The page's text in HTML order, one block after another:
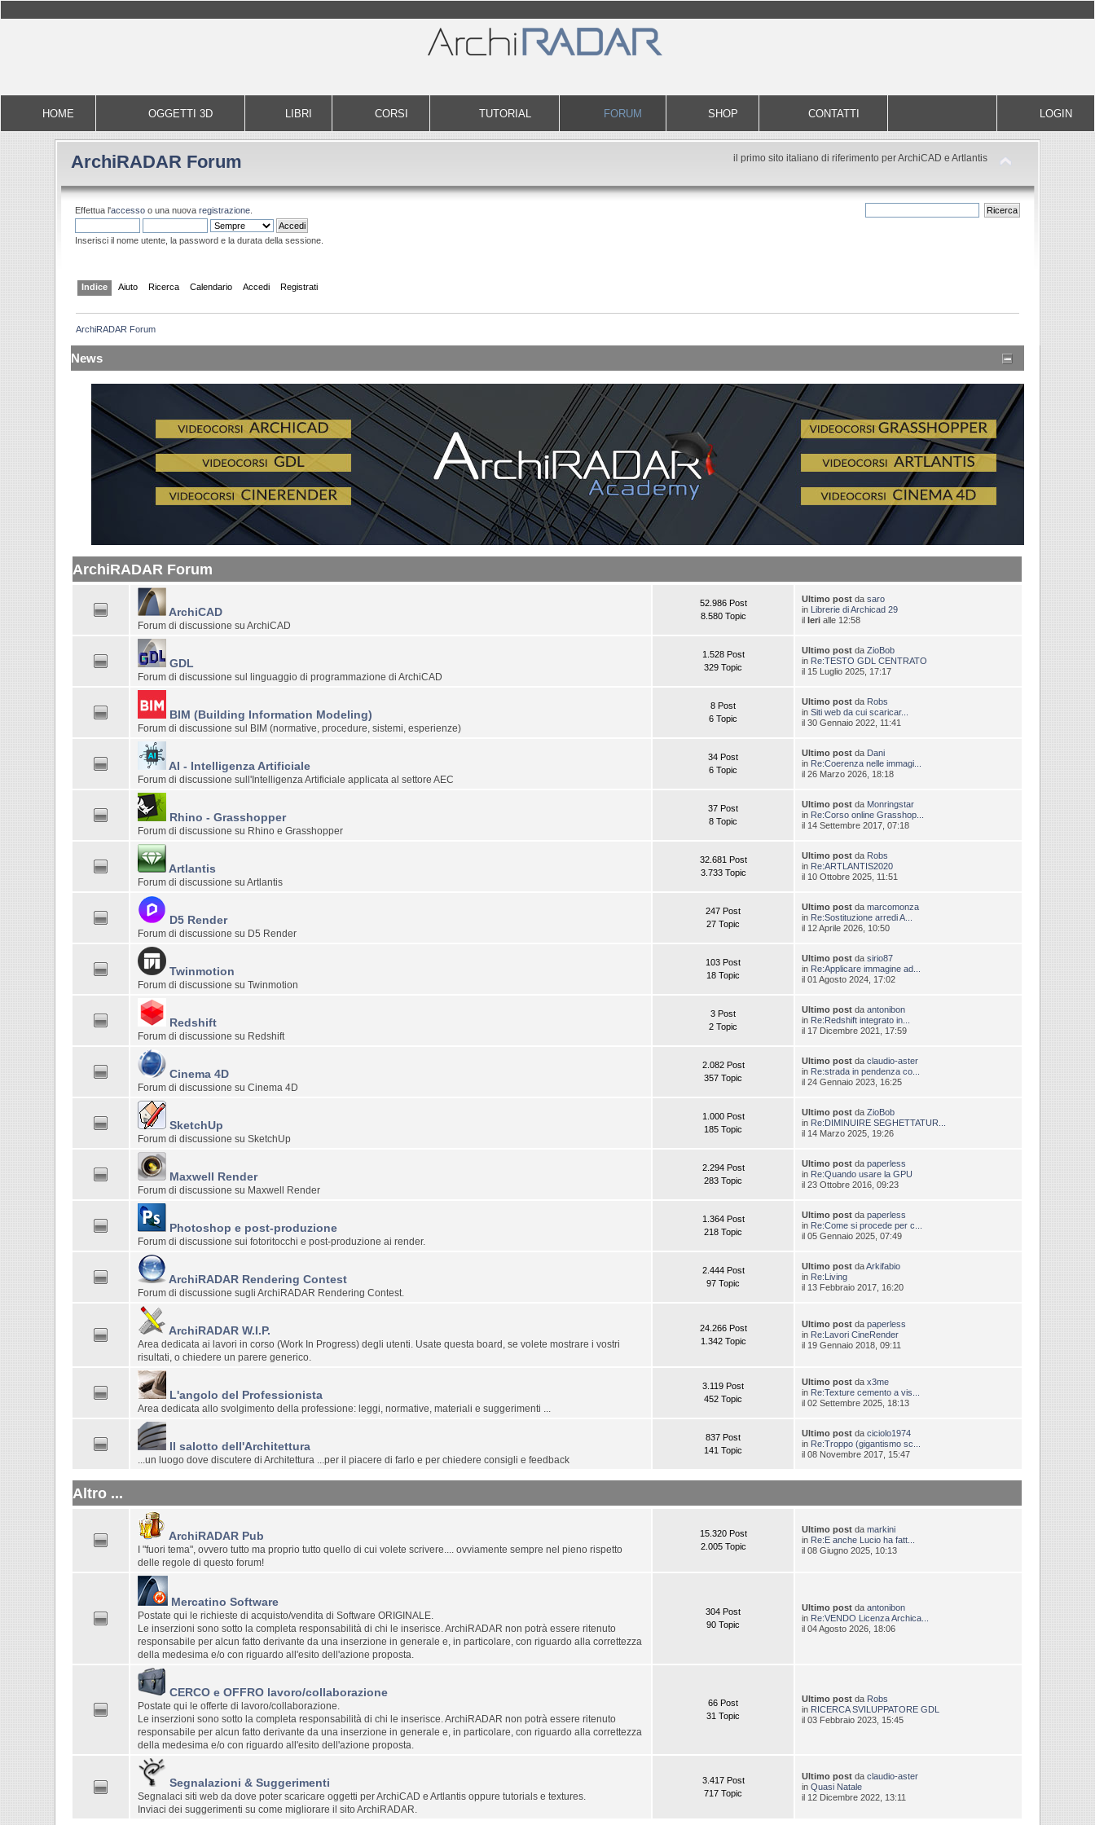
HOME OGGETTI 3D LIBRI CORSI TUTORIAL FORUM SHOP CONTATTI LOGIN
ArchiRADAR Forum il primo sito italiano di riferimento per ArchiCAD e Artlantis
Effettua l'accesso o una nuovaregistrazione.
Inserisci il nome utente, la password e la durata della sessione.
Indice Aiuto Ricerca Calendario Accedi Registrati
ArchiRADAR Forum
News
ArchiRADAR Forum
ArchiCAD
Forum di discussione su ArchiCAD
52.986 Post
8.580 Topic
Ultimo postda saro
in Librerie di Archicad 29
il Ierialle 12:58
GDL
Forum di discussione sul linguaggio di programmazione di ArchiCAD
1.528 Post
329 Topic
Ultimo postda ZioBob
in Re:TESTO GDL CENTRATO
il 15 Luglio 2025, 17:17
BIM (Building Information Modeling)
Forum di discussione sul BIM (normative, procedure, sistemi, esperienze)
8 Post
6 Topic
Ultimo postda Robs
in Siti web da cui scaricar...
il 30 Gennaio 2022, 11:41
AI - Intelligenza Artificiale
Forum di discussione sull'Intelligenza Artificiale applicata al settore AEC
34 Post
6 Topic
Ultimo postda Dani
in Re:Coerenza nelle immagi...
il 26 Marzo 2026, 18:18
Rhino - Grasshopper
Forum di discussione su Rhino e Grasshopper
37 Post
8 Topic
Ultimo postda Monringstar
in Re:Corso online Grasshop...
il 14 Settembre 2017, 07:18
Artlantis
Forum di discussione su Artlantis
32.681 Post
3.733 Topic
Ultimo postda Robs
in Re:ARTLANTIS2020
il 10 Ottobre 2025, 11:51
D5 Render
Forum di discussione su D5 Render
247 Post
27 Topic
Ultimo postda marcomonza
in Re:Sostituzione arredi A...
il 12 Aprile 2026, 10:50
Twinmotion
Forum di discussione su Twinmotion
103 Post
18 Topic
Ultimo postda sirio87
in Re:Applicare immagine ad...
il 01 Agosto 2024, 17:02
Redshift
Forum di discussione su Redshift
3 Post
2 Topic
Ultimo postda antonibon
in Re:Redshift integrato in...
il 17 Dicembre 2021, 17:59
Cinema 4D
Forum di discussione su Cinema 4D
2.082 Post
357 Topic
Ultimo postda claudio-aster
in Re:strada in pendenza co...
il 24 Gennaio 2023, 16:25
SketchUp
Forum di discussione su SketchUp
1.000 Post
185 Topic
Ultimo postda ZioBob
in Re:DIMINUIRE SEGHETTATUR...
il 14 Marzo 2025, 19:26
Maxwell Render
Forum di discussione su Maxwell Render
2.294 Post
283 Topic
Ultimo postda paperless
in Re:Quando usare la GPU
il 23 Ottobre 2016, 09:23
Photoshop e post-produzione
Forum di discussione sui fotoritocchi e post-produzione ai render.
1.364 Post
218 Topic
Ultimo postda paperless
in Re:Come si procede per c...
il 05 Gennaio 2025, 07:49
ArchiRADAR Rendering Contest
Forum di discussione sugli ArchiRADAR Rendering Contest.
2.444 Post
97 Topic
Ultimo postdaArkifabio
in Re:Living
il 13 Febbraio 2017, 16:20
ArchiRADAR W.I.P.
Area dedicata ai lavori in corso (Work In Progress) degli utenti. Usate questa board, se volete mostrare i vostri
risultati, o chiedere un parere generico.
24.266 Post
1.342 Topic
Ultimo postda paperless
in Re:Lavori CineRender
il 19 Gennaio 2018, 09:11
L'angolo del Professionista
Area dedicata allo svolgimento della professione: leggi, normative, materiali e suggerimenti ...
3.119 Post
452 Topic
Ultimo postda x3me
in Re:Texture cemento a vis...
il 02 Settembre 2025, 18:13
Il salotto dell'Architettura
...un luogo dove discutere di Architettura ...per il piacere di farlo e per chiedere consigli e feedback
837 Post
141 Topic
Ultimo postda ciciolo1974
in Re:Troppo (gigantismo sc...
il 08 Novembre 2017, 15:47
Altro ...
ArchiRADAR Pub
I "fuori tema", ovvero tutto ma proprio tutto quello di cui volete scrivere.... ovviamente sempre nel pieno rispetto
delle regole di questo forum!
15.320 Post
2.005 Topic
Ultimo postda markini
in Re:E anche Lucio ha fatt...
il 08 Giugno 2025, 10:13
Mercatino Software
Postate qui le richieste di acquisto/vendita di Software ORIGINALE.
Le inserzioni sono sotto la completa responsabilità di chi le inserisce. ArchiRADAR non potrà essere ritenuto
responsabile per alcun fatto derivante da una inserzione in generale e, in particolare, con riguardo alla correttezza
della medesima e/o con riguardo all'esito dell'azione proposta.
304 Post
90 Topic
Ultimo postda antonibon
in Re:VENDO Licenza Archica...
il 04 Agosto 2026, 18:06
CERCO e OFFRO lavoro/collaborazione
Postate qui le offerte di lavoro/collaborazione.
Le inserzioni sono sotto la completa responsabilità di chi le inserisce. ArchiRADAR non potrà essere ritenuto
responsabile per alcun fatto derivante da una inserzione in generale e, in particolare, con riguardo alla correttezza
della medesima e/o con riguardo all'esito dell'azione proposta.
66 Post
31 Topic
Ultimo postda Robs
in RICERCA SVILUPPATORE GDL
il 03 Febbraio 2023, 15:45
Segnalazioni & Suggerimenti
Segnalaci siti web da dove poter scaricare oggetti per ArchiCAD e Artlantis oppure tutorials e textures.
Inviaci dei suggerimenti su come migliorare il sito ArchiRADAR.
3.417 Post
717 Topic
Ultimo postda claudio-aster
in Quasi Natale
il 12 Dicembre 2022, 13:11